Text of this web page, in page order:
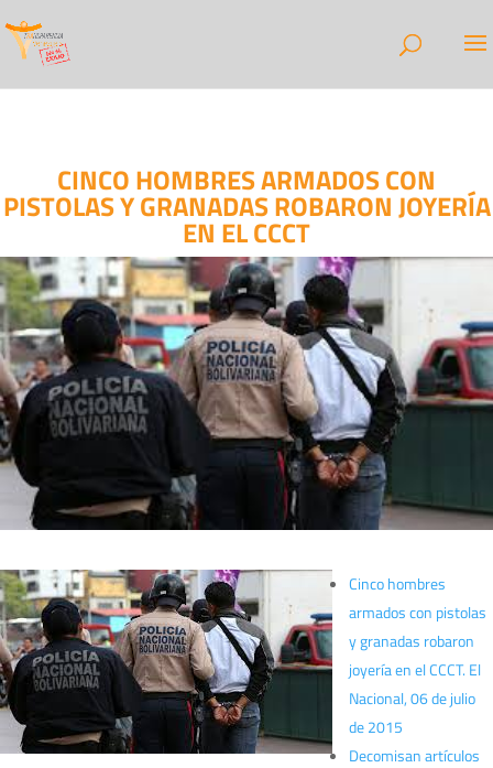
CINCO HOMBRES ARMADOS CON
PISTOLAS Y GRANADAS ROBARON JOYERÍA
EN EL CCCT
Cinco hombres
armados con pistolas
y granadas robaron
joyería en el CCCT. El
Nacional, 06 de julio
de 2015
Decomisan artículos